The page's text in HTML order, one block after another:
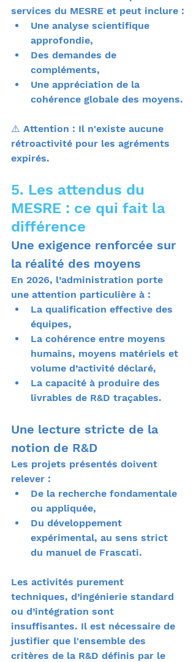
services du MESRE et peut inclure :
Une analyse scientifique
approfondie,
Des demandes de
compléments,
Une appréciation de la
cohérence globale des moyens.
⚠️ Attention : Il n'existe aucune
rétroactivité pour les agréments
expirés.
5. Les attendus du
MESRE : ce qui fait la
différence
Une exigence renforcée sur
la réalité des moyens
En 2026, l’administration porte
une attention particulière à :
La qualification effective des
équipes,
La cohérence entre moyens
humains, moyens matériels et
volume d’activité déclaré,
La capacité à produire des
livrables de R&D traçables.
Une lecture stricte de la
notion de R&D
Les projets présentés doivent
relever :
De la recherche fondamentale
ou appliquée,
Du développement
expérimental, au sens strict
du manuel de Frascati.
Les activités purement
techniques, d’ingénierie standard
ou d’intégration sont
insuffisantes. Il est nécessaire de
justifier que l'ensemble des
critères de la R&D définis par le